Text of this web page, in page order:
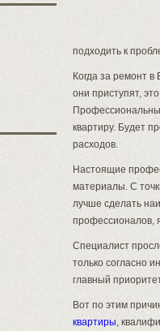
подходить к
Когда за ремонт
они приступят,
квартиру. Будет
расходов.
Настоящие
материалы. С
лучше сделать
профессионалов,
Специалист
только согласно
главный
Вот по этим
квартиры,